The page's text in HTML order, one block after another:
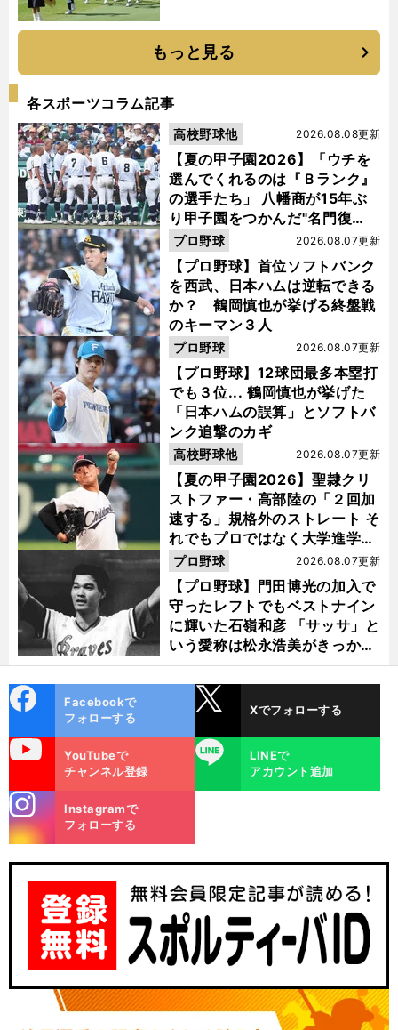
す
」
選
、
」
前
もっと見る
各スポーツコラム記事
【夏の甲子園2026】「ウチを
選んでくれるのは『Ｂランク』
の選手たち」 八幡商が15年ぶ
り甲子園をつかんだ"名門復
活"の舞台裏
2026.08.08更新
高校野球他
【プロ野球】首位ソフトバンク
を西武、日本ハムは逆転できる
か？ 鶴岡慎也が挙げる終盤戦
のキーマン３人
2026.08.07更新
プロ野球
【プロ野球】12球団最多本塁打
でも３位... 鶴岡慎也が挙げた
「日本ハムの誤算」とソフトバ
ンク追撃のカギ
2026.08.07更新
プロ野球
【夏の甲子園2026】聖隷クリ
ストファー・高部陸の「２回加
速する」規格外のストレート そ
れでもプロではなく大学進学を
選ぶ理由
2026.08.07更新
高校野球他
【プロ野球】門田博光の加入で
守ったレフトでもベストナイン
に輝いた石嶺和彦 「サッサ」と
いう愛称は松永浩美がきっか
け？
2026.08.07更新
プロ野球
ok
Facebookで
フォローする
Xでフォローする
YouTubeで
チャンネル登録
LINE
LINEで
アカウント追加
m
Instagramで
フォローする